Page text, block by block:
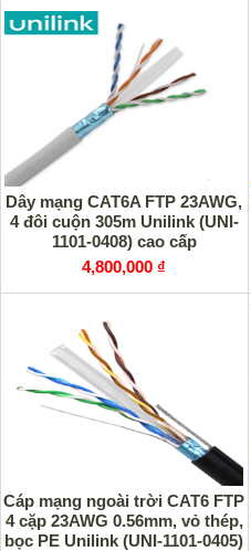
Dây mạng CAT6A FTP 23AWG,
4 đôi cuộn 305m Unilink (UNI-
1101-0408) cao cấp
4,800,000 ₫
Cáp mạng ngoài trời CAT6 FTP
4 cặp 23AWG 0.56mm, vỏ thép,
bọc PE Unilink (UNI-1101-0405)